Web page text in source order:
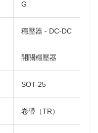
G
穩壓器 - DC-DC
開關穩壓器
SOT-25
卷帶（TR）